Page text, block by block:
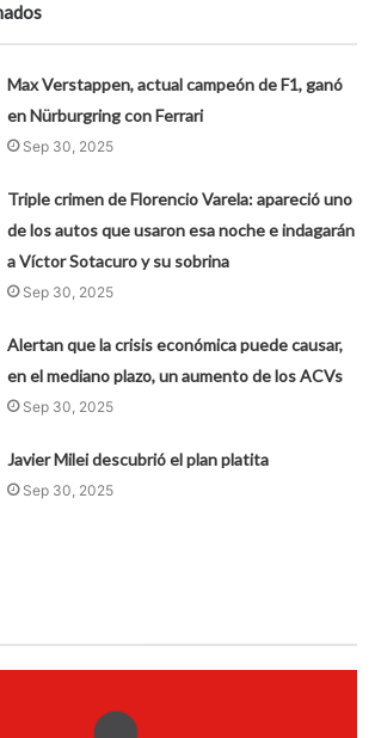
Max Verstappen, actual campeón de F1, ganó
en Nürburgring con Ferrari
Sep 30, 2025
Triple crimen de Florencio Varela: apareció uno
de los autos que usaron esa noche e indagarán
a Víctor Sotacuro y su sobrina
Sep 30, 2025
Alertan que la crisis económica puede causar,
en el mediano plazo, un aumento de los ACVs
Sep 30, 2025
Javier Milei descubrió el plan platita
Sep 30, 2025